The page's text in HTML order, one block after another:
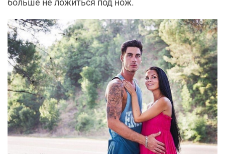
больше не ложиться под нож.